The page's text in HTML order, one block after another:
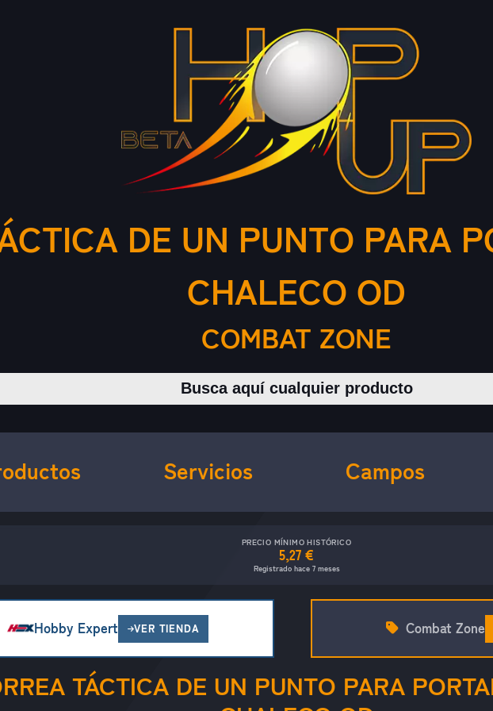
DE UN PUNTO PARA
CHALECO OD
COMBAT ZONE
Buscar productos
Servicios Campos
PRECIO MÍNIMO HISTÓRICO
5,27 €
Registrado hace 7 meses
Hobby Expert VER TIENDA
TÁCTICA DE UN PUNTO PARA
Combat Zone